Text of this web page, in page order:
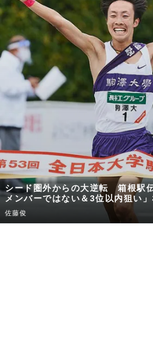
シード圏外からの大逆転 箱根駅
メンバーではない＆3位以内狙い
佐藤俊